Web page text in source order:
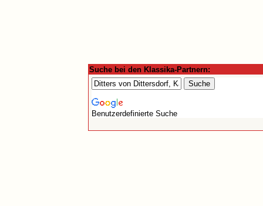
Suche bei den Klassika-Partnern:
Benutzerdefinierte Suche